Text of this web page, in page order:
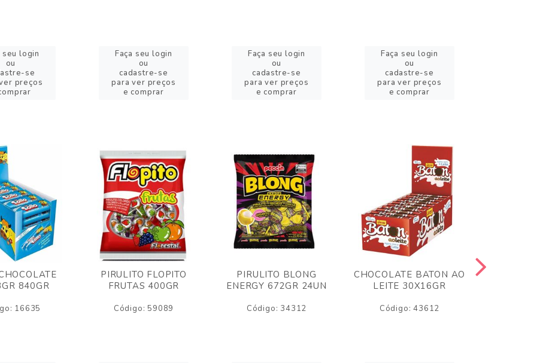
seu login
ou
se
preços
Faça seu login
ou
cadastre-se
para ver preços
e comprar
Faça seu login
ou
cadastre-se
para ver preços
e comprar
Faça seu login
ou
cadastre-se
para ver preços
e comprar
840GR
16635
PIRULITO FLOPITO
FRUTAS 400GR
Código: 59089
PIRULITO BLONG
ENERGY 672GR 24UN
Código: 34312
CHOCOLATE BATON AO
LEITE 30X16GR
Código: 43612